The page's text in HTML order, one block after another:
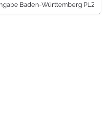
Baden-Württemberg PLZ